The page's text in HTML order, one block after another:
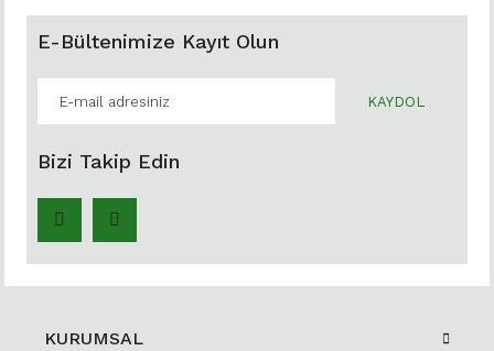
E-Bültenimize Kayıt Olun
KAYDOL
Bizi Takip Edin
KURUMSAL